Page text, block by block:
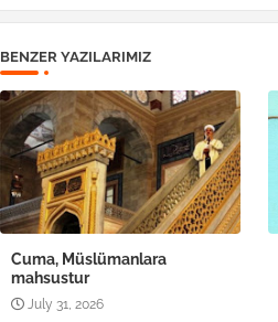
BENZER YAZILARIMIZ
Cuma, Müslümanlara
mahsustur
July 31, 2026